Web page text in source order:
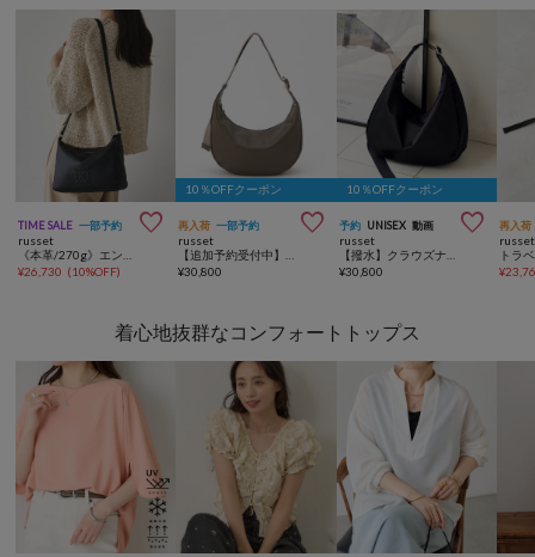
TIME SALE 一部予約 
russet
¥26,730 (10%OFF)
10％OFFクーポン
再入荷 一部予約 
russet
¥30,800
10％OFFクーポン
予約 UNISEX 動画 
russet
¥30,800
再入荷
russet
トラ
¥
着心地抜群なコンフォートトップス